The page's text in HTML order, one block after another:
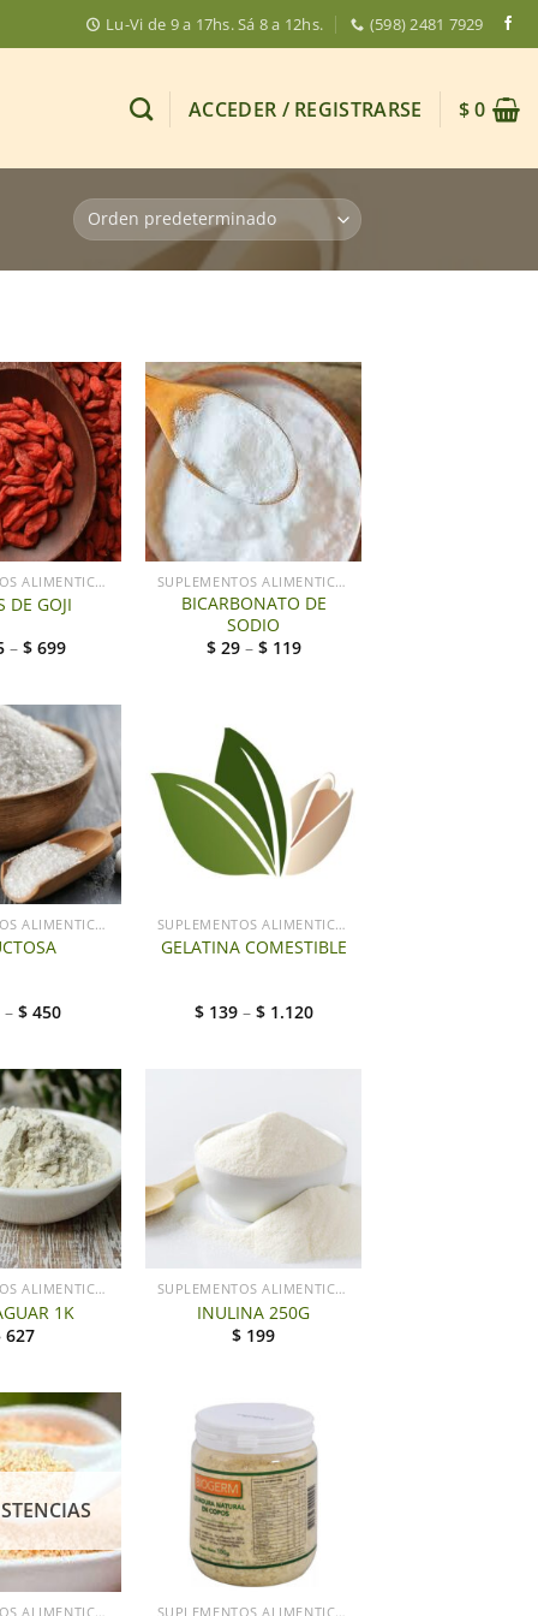
Lu-Vi de 9 a 17hs. Sá 8 a 12hs. (598) 2481 7929
ACCEDER / REGISTRARSE $0
SUPLEMENTOS ALIMENTICIOS
DE GOJI
– $ 699
SUPLEMENTOS ALIMENTICIOS
BICARBONATO DE
SODIO
$ 29– $ 119
SUPLEMENTOS ALIMENTICIOS
– $ 450
SUPLEMENTOS ALIMENTICIOS
GELATINA COMESTIBLE
$ 139– $ 1.120
SUPLEMENTOS ALIMENTICIOS
1K
627
SUPLEMENTOS ALIMENTICIOS
INULINA 250G
$ 199
SUPLEMENTOS ALIMENTICIOS SUPLEMENTOS ALIMENTICIOS